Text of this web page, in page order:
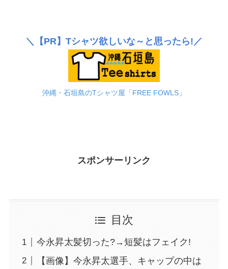
＼ 【PR】 Tシャツ欲しいな～と思ったら!／
沖縄・石垣島のTシャツ屋「FREE FOWLS」
スポンサーリンク
目次
今永昇太髪切った?→短髪はフェイク!
【画像】今永昇太選手、キャップの中は